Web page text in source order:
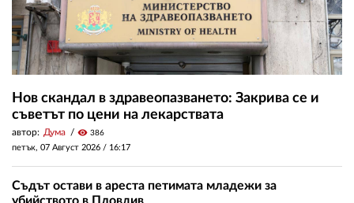
Нов скандал в здравеопазването: Закрива се и
съветът по цени на лекарствата
автор: Дума visibility 386
петък, 07 Август 2026 / 16:17
Съдът остави в ареста петимата младежи за
убийството в Пловдив